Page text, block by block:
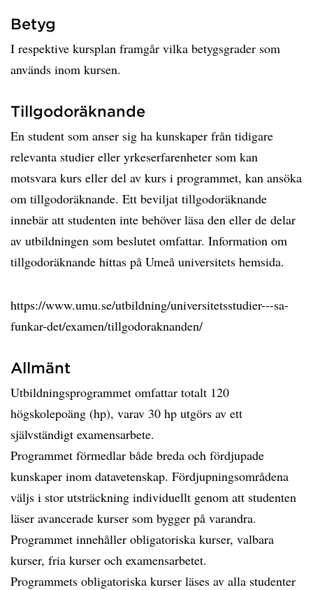
Betyg
I respektive kursplan framgår vilka betygsgrader som
används inom kursen.
Tillgodoräknande
En student som anser sig ha kunskaper från tidigare
relevanta studier eller yrkeserfarenheter som kan
motsvara kurs eller del av kurs i programmet, kan ansöka
om tillgodoräknande. Ett beviljat tillgodoräknande
innebär att studenten inte behöver läsa den eller de delar
av utbildningen som beslutet omfattar. Information om
tillgodoräknande hittas på Umeå universitets hemsida.
https://www.umu.se/utbildning/universitetsstudier---sa-
funkar-det/examen/tillgodoraknanden/
Allmänt
Utbildningsprogrammet omfattar totalt 120
högskolepoäng (hp), varav 30 hp utgörs av ett
självständigt examensarbete.
Programmet förmedlar både breda och fördjupade
kunskaper inom datavetenskap. Fördjupningsområdena
väljs i stor utsträckning individuellt genom att studenten
läser avancerade kurser som bygger på varandra.
Programmet innehåller obligatoriska kurser, valbara
kurser, fria kurser och examensarbetet.
Programmets obligatoriska kurser läses av alla studenter